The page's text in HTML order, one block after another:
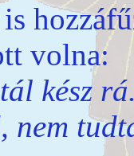
volna:
kész
nem